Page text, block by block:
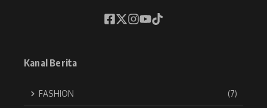
Kanal Berita
FASHION (7)